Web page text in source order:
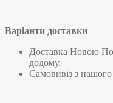
Варіанти доставки
Доставка Новою
додому.
Самовивіз з нашого